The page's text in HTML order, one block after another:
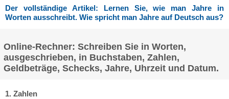
Der vollständige Artikel: Lernen Sie, wie man Jahre in
Worten ausschreibt. Wie spricht man Jahre auf Deutsch aus?
Online-Rechner: Schreiben Sie in Worten,
ausgeschrieben, in Buchstaben, Zahlen,
Geldbeträge, Schecks, Jahre, Uhrzeit und Datum.
1. Zahlen